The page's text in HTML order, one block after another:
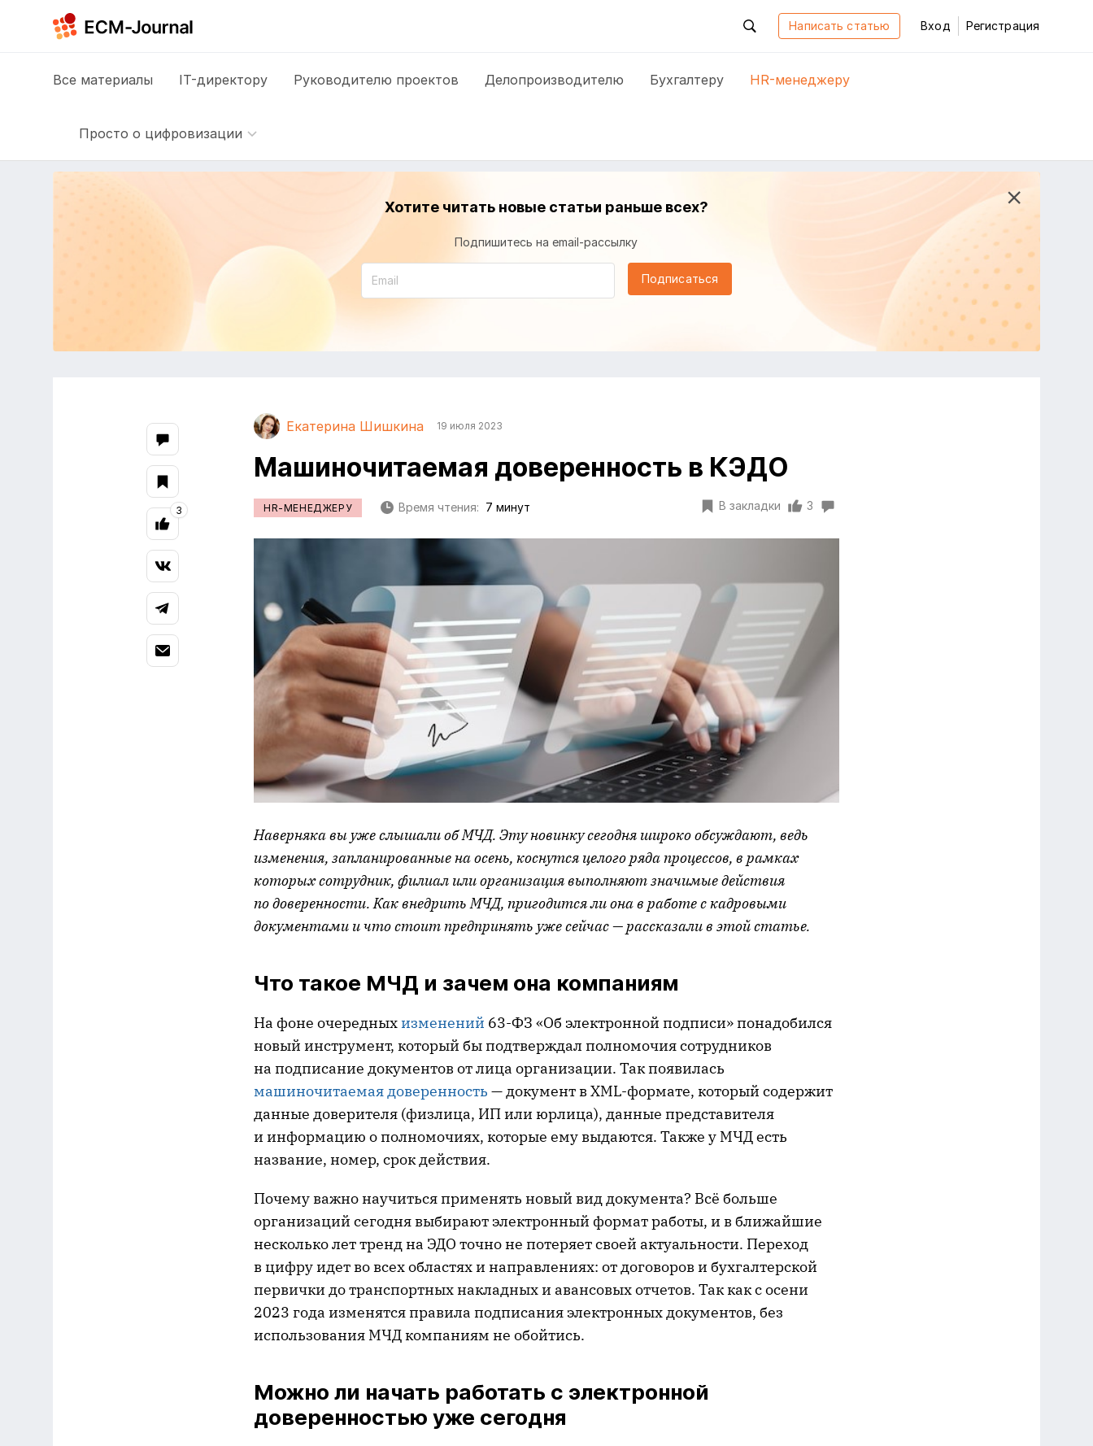
Написать статью Вход Регистрация
Все материалы IT-директору Руководителю проектов Делопроизводителю Бухгалтеру HR-менеджеру
Просто о цифровизации
Хотите читать новые статьи раньше всех?
Подпишитесь на email-рассылку
Подписаться
Екатерина Шишкина 19 июля 2023
Машиночитаемая доверенность в КЭДО
HR-МЕНЕДЖЕРУ Время чтения: 7 минут В закладки 3
Наверняка вы уже слышали об МЧД. Эту новинку сегодня широко обсуждают, ведь
изменения, запланированные на осень, коснутся целого ряда процессов, в рамках
которых сотрудник, филиал или организация выполняют значимые действия
по доверенности. Как внедрить МЧД, пригодится ли она в работе с кадровыми
документами и что стоит предпринять уже сейчас — рассказали в этой статье.
Что такое МЧД и зачем она компаниям
На фоне очередных изменений 63-ФЗ «Об электронной подписи» понадобился
новый инструмент, который бы подтверждал полномочия сотрудников
на подписание документов от лица организации. Так появилась
машиночитаемая доверенность — документ в XML-формате, который содержит
данные доверителя (физлица, ИП или юрлица), данные представителя
и информацию о полномочиях, которые ему выдаются. Также у МЧД есть
название, номер, срок действия.
Почему важно научиться применять новый вид документа? Всё больше
организаций сегодня выбирают электронный формат работы, и в ближайшие
несколько лет тренд на ЭДО точно не потеряет своей актуальности. Переход
в цифру идет во всех областях и направлениях: от договоров и бухгалтерской
первички до транспортных накладных и авансовых отчетов. Так как с осени
2023 года изменятся правила подписания электронных документов, без
использования МЧД компаниям не обойтись.
Можно ли начать работать с электронной
доверенностью уже сегодня
3